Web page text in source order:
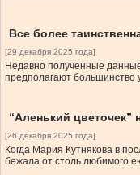
Все более
[29 декабря 2025 года]
Недавно полученные
предполагают большинство
“Аленький
[26 декабря 2025 года]
Когда Мария Кутнякова в
бежала от столь любимого